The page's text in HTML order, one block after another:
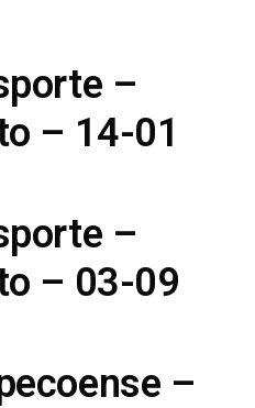
–
– 14-01
–
– 03-09
–